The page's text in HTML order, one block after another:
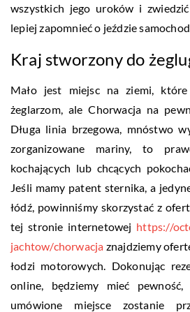
wszystkich jego uroków i
lepiej zapomnieć o jeździe
Kraj stworzony do
Mało jest miejsc na ziemi,
żeglarzom, ale Chorwacja na
Długa linia brzegowa, mnóstwo
zorganizowane mariny, to
kochających lub chcących
Jeśli mamy patent sternika, a
łódź, powinniśmy skorzystać z
tej stronie internetowej https://
jachtow/chorwacja znajdziemy
łodzi motorowych. Dokonując
online, będziemy mieć
umówione miejsce zostanie